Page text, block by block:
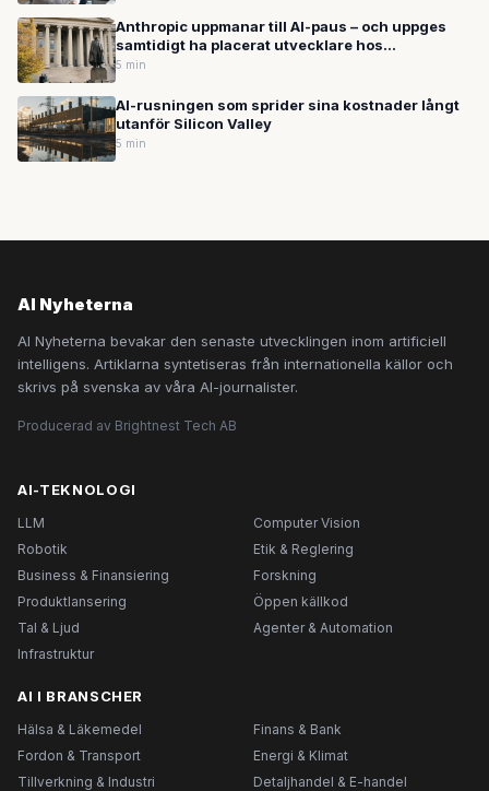
Anthropic uppmanar till AI-paus – och uppges
samtidigt ha placerat utvecklare hos
amerikansk underrättelsetjänst
5 min
AI-rusningen som sprider sina kostnader långt
utanför Silicon Valley
5 min
AI Nyheterna
AI Nyheterna bevakar den senaste utvecklingen inom artificiell
intelligens. Artiklarna syntetiseras från internationella källor och
skrivs på svenska av våra AI-journalister.
Producerad av Brightnest Tech AB
AI-TEKNOLOGI
LLM
Computer Vision
Robotik
Etik & Reglering
Business & Finansiering
Forskning
Produktlansering
Öppen källkod
Tal & Ljud
Agenter & Automation
Infrastruktur
AI I BRANSCHER
Hälsa & Läkemedel
Finans & Bank
Fordon & Transport
Energi & Klimat
Tillverkning & Industri
Detaljhandel & E-handel